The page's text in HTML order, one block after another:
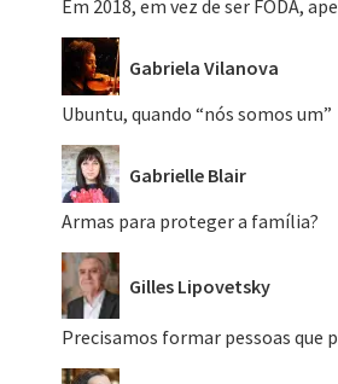
Em 2018, em vez de ser FODA,
Gabriela Vilanova
Ubuntu, quando “nós somos um”
Gabrielle Blair
Armas para proteger a família?
Gilles Lipovetsky
Precisamos formar pessoas que